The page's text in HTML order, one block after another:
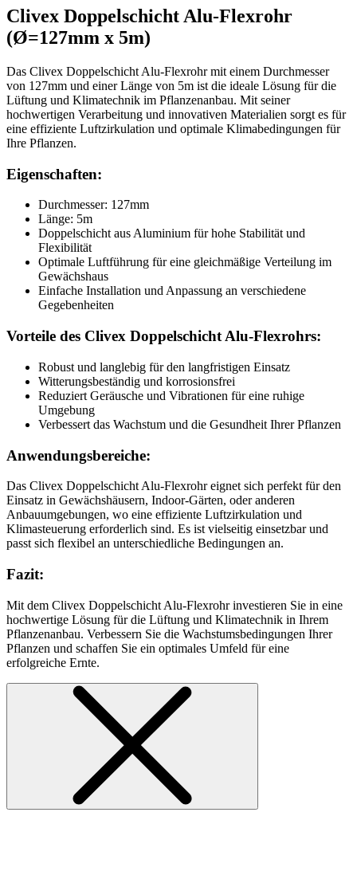
Clivex Doppelschicht Alu-Flexrohr
(Ø=127mm x 5m)
Das Clivex Doppelschicht Alu-Flexrohr mit einem Durchmesser
von 127mm und einer Länge von 5m ist die ideale Lösung für die
Lüftung und Klimatechnik im Pflanzenanbau. Mit seiner
hochwertigen Verarbeitung und innovativen Materialien sorgt es für
eine effiziente Luftzirkulation und optimale Klimabedingungen für
Ihre Pflanzen.
Eigenschaften:
Durchmesser: 127mm
Länge: 5m
Doppelschicht aus Aluminium für hohe Stabilität und
Flexibilität
Optimale Luftführung für eine gleichmäßige Verteilung im
Gewächshaus
Einfache Installation und Anpassung an verschiedene
Gegebenheiten
Vorteile des Clivex Doppelschicht Alu-Flexrohrs:
Robust und langlebig für den langfristigen Einsatz
Witterungsbeständig und korrosionsfrei
Reduziert Geräusche und Vibrationen für eine ruhige
Umgebung
Verbessert das Wachstum und die Gesundheit Ihrer Pflanzen
Anwendungsbereiche:
Das Clivex Doppelschicht Alu-Flexrohr eignet sich perfekt für den
Einsatz in Gewächshäusern, Indoor-Gärten, oder anderen
Anbauumgebungen, wo eine effiziente Luftzirkulation und
Klimasteuerung erforderlich sind. Es ist vielseitig einsetzbar und
passt sich flexibel an unterschiedliche Bedingungen an.
Fazit:
Mit dem Clivex Doppelschicht Alu-Flexrohr investieren Sie in eine
hochwertige Lösung für die Lüftung und Klimatechnik in Ihrem
Pflanzenanbau. Verbessern Sie die Wachstumsbedingungen Ihrer
Pflanzen und schaffen Sie ein optimales Umfeld für eine
erfolgreiche Ernte.